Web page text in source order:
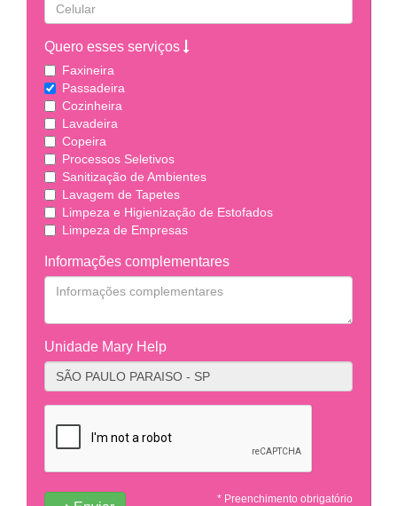
Quero esses serviços
Faxineira
Passadeira
Cozinheira
Lavadeira
Copeira
Processos Seletivos
Sanitização de Ambientes
Lavagem de Tapetes
Limpeza e Higienização de Estofados
Limpeza de Empresas
Informações complementares
Unidade Mary Help
* Preenchimento obrigatório